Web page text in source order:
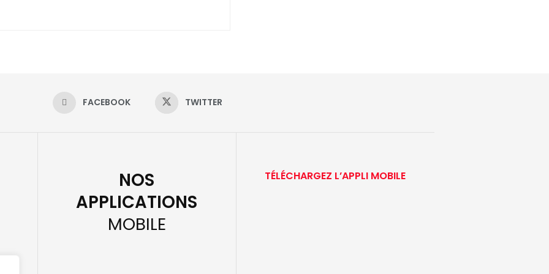
FACEBOOK TWITTER
NOS
APPLICATIONS
MOBILE
TÉLÉCHARGEZ L’APPLI MOBILE